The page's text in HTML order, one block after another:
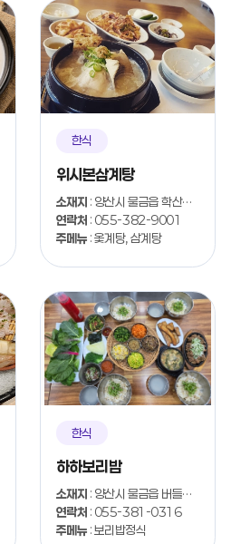
한식
위시본삼계탕
소재지 : 양산시 물금읍 학산1길 16-12
연락처 : 055-382-9001
주메뉴 : 옻계탕, 삼계탕
한식
하하보리밥
소재지 : 양산시 물금읍 버들3길 8-1
연락처 : 055-381-0316
주메뉴 : 보리밥정식